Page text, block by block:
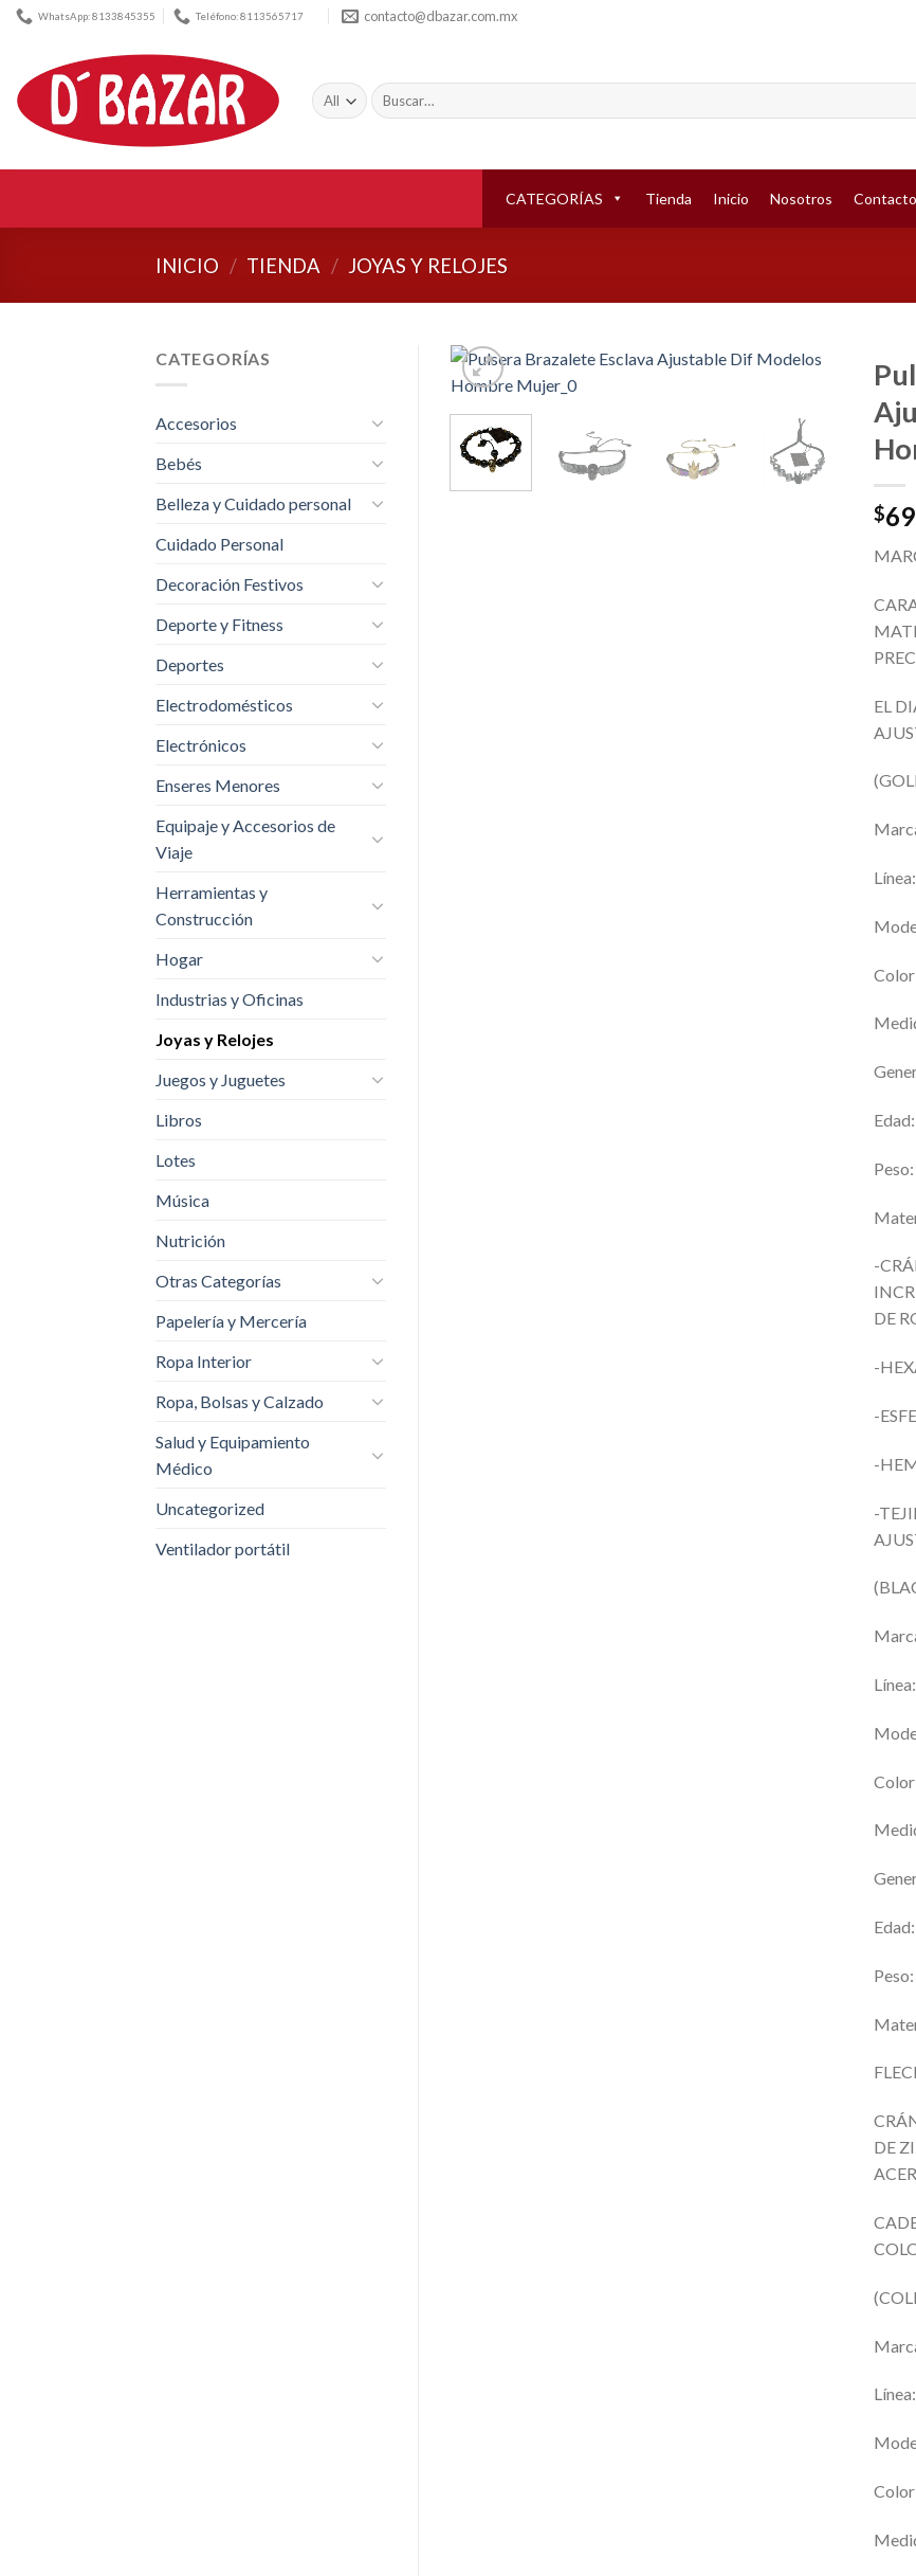
Skip
content
WhatsApp: 8133845355 Teléfono: 8113565717 contacto@dbazar.com.mx
Buscar
por:
CATEGORÍAS Tienda Inicio Nosotros Contacto
INICIO / TIENDA / JOYAS Y RELOJES
CATEGORÍAS
Accesorios
Bebés
Belleza y Cuidado personal
Cuidado Personal
Decoración Festivos
Deporte y Fitness
Deportes
Electrodomésticos
Electrónicos
Enseres Menores
Equipaje y Accesorios de
Viaje
Herramientas y
Construcción
Hogar
Industrias y Oficinas
Joyas y Relojes
Juegos y Juguetes
Libros
Lotes
Música
Nutrición
Otras Categorías
Papelería y Mercería
Ropa Interior
Ropa, Bolsas y Calzado
Salud y Equipamiento
Médico
Uncategorized
Ventilador portátil
Añadir
a la
lista de
deseos
$
EL
-
DE
-
-
-
-
DE
Línea: